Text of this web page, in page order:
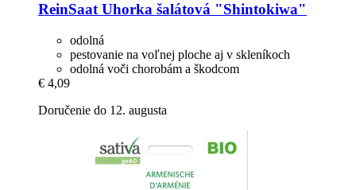
ReinSaat Uhorka šalátová "Shintokiwa"
odolná
pestovanie na voľnej ploche aj v skleníkoch
odolná voči chorobám a škodcom
€ 4,09
Doručenie do 12. augusta